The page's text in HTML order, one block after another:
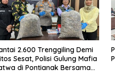
2.600 Trenggiling Demi
Sesat, Polisi Gulung Mafia
di Pontianak Bersama